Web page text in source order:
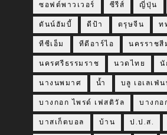
ซอฟต์พาวเวอร์ ซีรีส์ ญี่ปุ่น
ดันน์ฮัมบี้ ดีป้า ตรุษจีน ท
ทีซีเอ็ม ทีดีอาร์ไอ นครราชสี
นครศรีธรรมราช นวดไทย นั
นางนพมาศ น้ำ บลู เอเลเฟ่
บางกอก ไพรด์ เฟสติวัล บางกอ
บาสเก็ตบอล บ้าน ป.ป.ส.